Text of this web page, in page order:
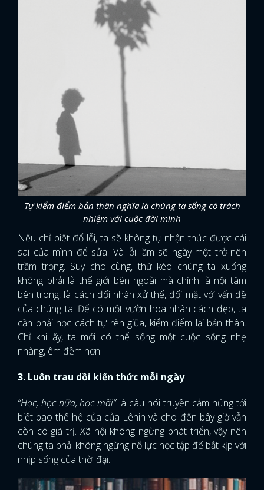
Tự kiểm điểm bản thân nghĩa là chúng ta sống có trách
nhiệm với cuộc đời mình
Nếu chỉ biết đổ lỗi, ta sẽ không tự nhận thức được cái
sai của mình để sửa. Và lỗi lầm sẽ ngày một trở nên
trầm trọng. Suy cho cùng, thứ kéo chúng ta xuống
không phải là thế giới bên ngoài mà chính là nội tâm
bên trong, là cách đối nhân xử thế, đối mặt với vấn đề
của chúng ta. Để có một vườn hoa nhân cách đẹp, ta
cần phải học cách tự rèn giũa, kiểm điểm lại bản thân.
Chỉ khi ấy, ta mới có thể sống một cuộc sống nhẹ
nhàng, êm đềm hơn.
3. Luôn trau dồi kiến thức mỗi ngày
“Học, học nữa, học mãi” là câu nói truyền cảm hứng tới
biết bao thế hệ của của Lênin và cho đến bây giờ vẫn
còn có giá trị. Xã hội không ngừng phát triển, vậy nên
chúng ta phải không ngừng nỗ lực học tập để bắt kịp với
nhịp sống của thời đại.